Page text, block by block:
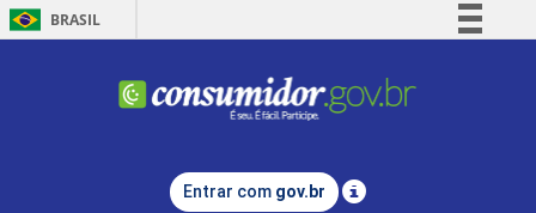
BRASIL
Comunica BR
Legislação
Entrar com gov.br